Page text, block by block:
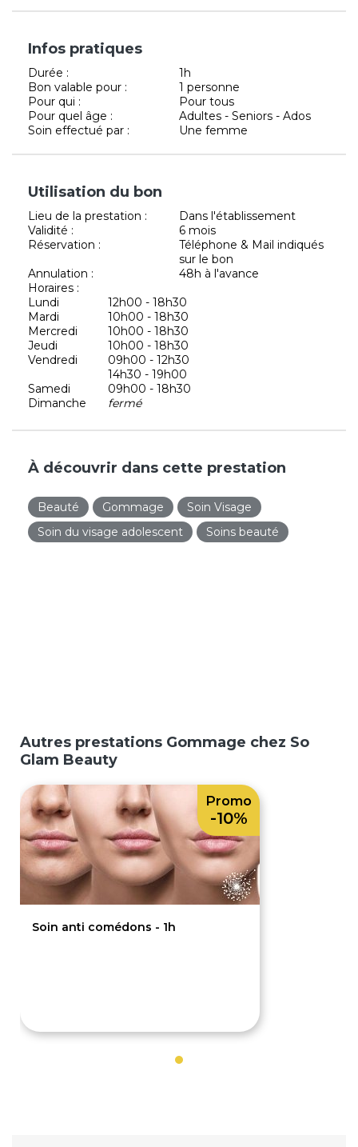
Infos pratiques
Durée :
1h
Bon valable pour :
1 personne
Pour qui :
Pour tous
Pour quel âge :
Adultes - Seniors - Ados
Soin effectué par :
Une femme
Utilisation du bon
Lieu de la prestation :
Dans l'établissement
Validité :
6 mois
Réservation :
Téléphone & Mail indiqués
sur le bon
Annulation :
48h à l'avance
Horaires :
Lundi
12h00 - 18h30
Mardi
10h00 - 18h30
Mercredi
10h00 - 18h30
Jeudi
10h00 - 18h30
Vendredi
09h00 - 12h30
14h30 - 19h00
Samedi
09h00 - 18h30
Dimanche
fermé
À découvrir dans cette prestation
Beauté Gommage
Soin Visage
Soin du visage adolescent
Soins beauté
Autres prestations Gommage chez So
Glam Beauty
Soin anti comédons - 1h
Promo
-10%